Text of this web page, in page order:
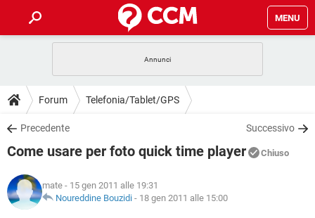
MENU
INTRATTENIMENTO ANDROID
iOS
INSTAGRAM WHATSAPP
TIKTOK
HARDWARE
GUIDE
COVID-19 GAMING
INSTAGRAM
TIKTOK
DOWNLOAD
COVID-19 GAMING
INTRATTENIMENTO
iOS WINDOWS 10
COVID-19
INTRATTENIMENTO
GLOSSARIO
Forum Telefonia/Tablet/GPS
Precedente Successivo
Come usare per foto quick time player Chiuso
mate - 15 gen 2011 alle 19:31
Noureddine Bouzidi - 18 gen 2011 alle 15:00